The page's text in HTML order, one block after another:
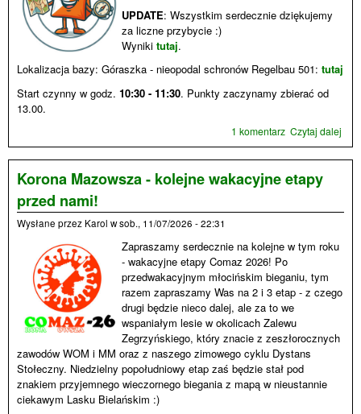
UPDATE: Wszystkim serdecznie dziękujemy
za liczne przybycie :)
Wyniki tutaj.
Lokalizacja bazy: Góraszka - nieopodal schronów Regelbau 501: tutaj
Start czynny w godz. 10:30 - 11:30. Punkty zaczynamy zbierać od
13.00.
Czytaj dalej
BnO
1 komentarz
Korona Mazowsza - kolejne wakacyjne etapy
przed nami!
Wysłane przez Karol wsob., 11/07/2026 - 22:31
Zapraszamy serdecznie na kolejne w tym roku
- wakacyjne etapy Comaz 2026! Po
przedwakacyjnym młocińskim bieganiu, tym
razem zapraszamy Was na 2 i 3 etap - z czego
drugi będzie nieco dalej, ale za to we
wspaniałym lesie w okolicach Zalewu
Zegrzyńskiego, który znacie z zeszłorocznych
zawodów WOM i MM oraz z naszego zimowego cyklu Dystans
Stołeczny. Niedzielny popołudniowy etap zaś będzie stał pod
znakiem przyjemnego wieczornego biegania z mapą w nieustannie
ciekawym Lasku Bielańskim :)